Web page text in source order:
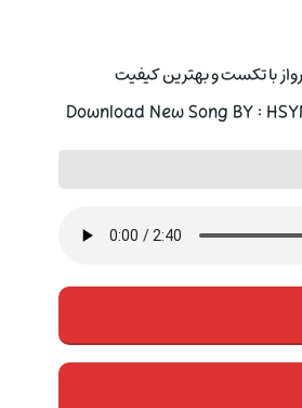
با تکست و بهترین کیفیت
Download New Song BY :